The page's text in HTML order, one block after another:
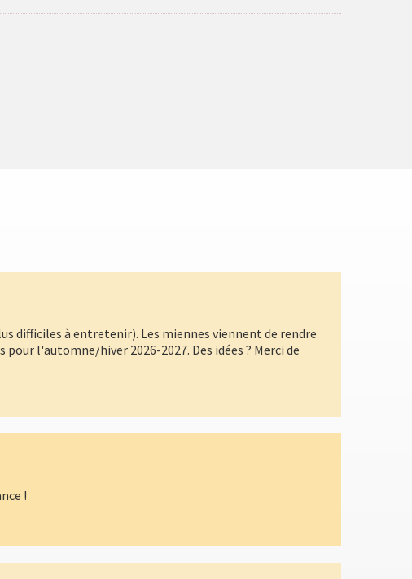
difficiles à entretenir). Les miennes viennent de rendre
l'automne/hiver 2026-2027. Des idées ? Merci de
!